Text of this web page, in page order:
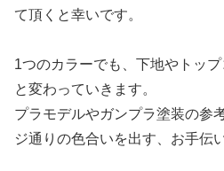
て頂くと幸いです。
1つのカラーでも、下地やトッ
と変わっていきます。
プラモデルやガンプラ塗装の参
ジ通りの色合いを出す、お手伝